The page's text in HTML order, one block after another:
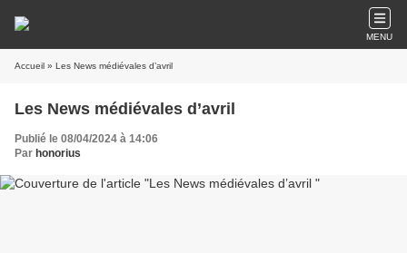
MENU
Accueil » Les News médiévales d’avril
Les News médiévales d’avril
Publié le 08/04/2024 à 14:06
Par honorius